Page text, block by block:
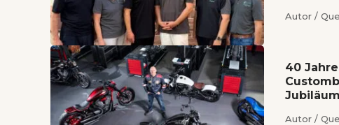
Autor /
40
Autor /